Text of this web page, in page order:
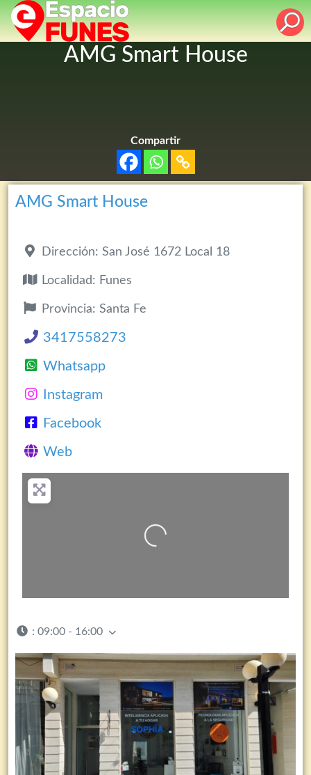
AMG Smart House
Compartir
AMG Smart House
Dirección: San José 1672 Local 18
Localidad: Funes
Provincia: Santa Fe
3417558273
Whatsapp
Instagram
Facebook
Web
Cargando…
: 09:00 - 16:00